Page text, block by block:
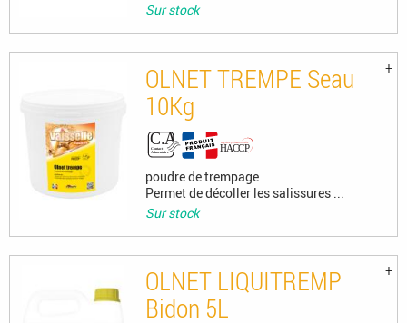
Sur stock
OLNET TREMPE Seau
10Kg
poudre de trempage
Permet de décoller les salissures ...
Sur stock
OLNET LIQUITREMP
Bidon 5L